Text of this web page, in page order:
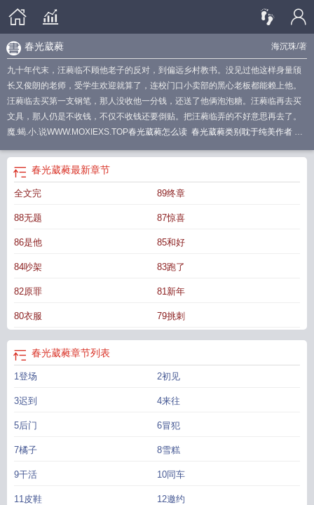
海沉珠/著
春光葳蕤
九十年代末，汪蕤临不顾他老子的反对，到偏远乡村教书。没见过他这样身量颀
长又俊朗的老师，受学生欢迎就算了，连校门口小卖部的黑心老板都能赖上他。
汪蕤临去买第一支钢笔，那人没收他一分钱，还送了他俩泡泡糖。汪蕤临再去买
文具，那人仍是不收钱，不仅不收钱还要倒贴。把汪蕤临弄的不好意思再去了。
魔.蝎.小.说WWW.MOXIEXS.TOP春光葳蕤怎么读 春光葳蕤类别耽于纯美作者 海
春是什么意思
风光葳蕤 春光葳蕤txt海沉珠
蕤by海沉珠讲的什么
思春光葳蕤是什么意思 春光葳蕤 txt海沉珠
春光葳蕤最新章节
全文完 89终章
88无题 87惊喜
86是他 85和好
84吵架 83跑了
82原罪 81新年
80衣服 79挑刺
春光葳蕤章节列表
1登场 2初见
3迟到 4来往
5后门 6冒犯
7橘子 8雪糕
9干活 10同车
11皮鞋 12邀约